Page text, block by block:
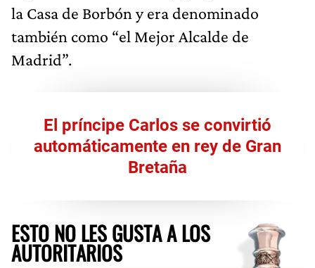
la Casa de Borbón y era denominado
también como “el Mejor Alcalde de
Madrid”.
El príncipe Carlos se convirtió
automáticamente en rey de Gran
Bretaña
ESTO NO LES GUSTA A LOS
AUTORITARIOS